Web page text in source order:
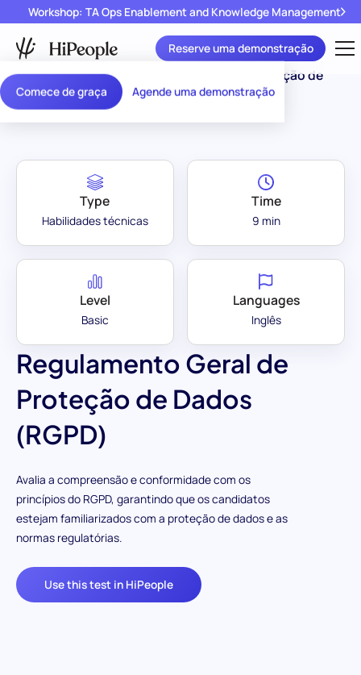
Comece de graça Agende uma demonstração
Workshop: TA Ops Enablement and Knowledge Management
Reserve uma demonstração
Assessment
Library
Regulamento Geral de Proteção de
Dados (RGPD)
Regulamento Geral de
Proteção de Dados
(RGPD)
Avalia a compreensão e conformidade com os
princípios do RGPD, garantindo que os candidatos
estejam familiarizados com a proteção de dados e as
normas regulatórias.
Use this test in HiPeople
Type
Habilidades técnicas
Time
9 min
Level
Basic
Languages
Inglês